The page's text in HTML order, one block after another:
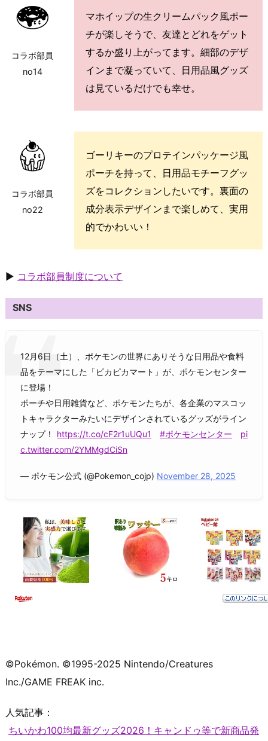
コラボ部員
no14
マホイップの生クリームパック風ポー
チが楽しそうで、友達とどれをゲット
するか盛り上がってます。細部のデザ
インまで凝っていて、日用品風グッズ
は見ているだけでも幸せ。
コラボ部員
no22
ゴーリキーのプロテインパッケージ風
ポーチを持って、日用品モチーフグッ
ズをコレクションしたいです。裏面の
成分表示デザインまで楽しめて、実用
的でかわいい！
▶ コラボ部員制度について
SNS
12月6日（土）、ポケモンの世界にありそうな日用品や食料
品をテーマにした「ピカピカマート」が、ポケモンセンター
に登場！
ポーチや日用雑貨など、ポケモンたちが、各企業のマスコッ
トキャラクターみたいにデザインされているグッズがライン
ナップ！
https://t.co/cF2r1uUQu1 #ポケモンセンター
pi
c.twitter.com/2YMMgdCiSn
— ポケモン公式 (@Pokemon_cojp) November 28, 2025
©Pokémon. ©1995-2025 Nintendo/Creatures
Inc./GAME FREAK inc.
人気記事：
ちいかわ100均最新グッズ2026！キャンドゥ等で新商品発